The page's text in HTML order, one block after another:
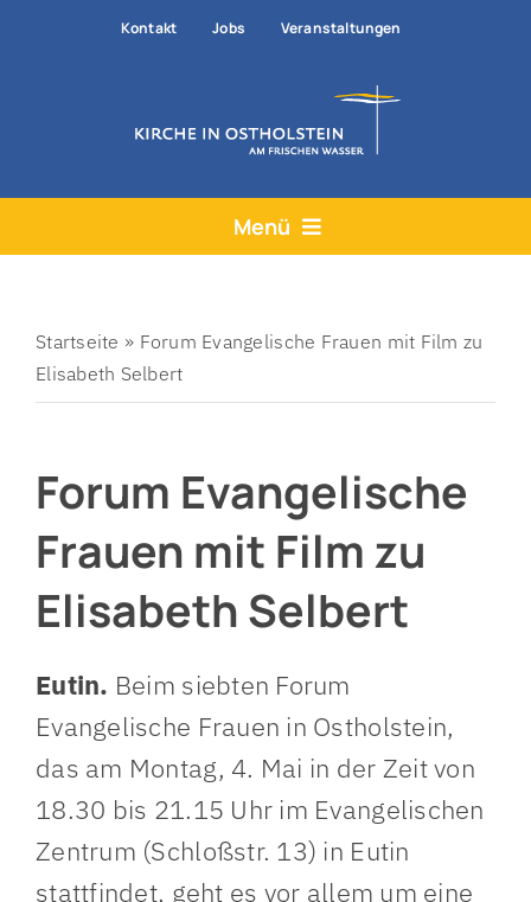
Kontakt Jobs Veranstaltungen
Menü
Angebote
Prävention
Startseite » Forum Evangelische Frauen mit Film zu
Elisabeth Selbert
Forum Evangelische
Frauen mit Film zu
Elisabeth Selbert
Eutin. Beim siebten Forum
Evangelische Frauen in Ostholstein,
das am Montag, 4. Mai in der Zeit von
18.30 bis 21.15 Uhr im Evangelischen
Zentrum (Schloßstr. 13) in Eutin
stattfindet, geht es vor allem um eine